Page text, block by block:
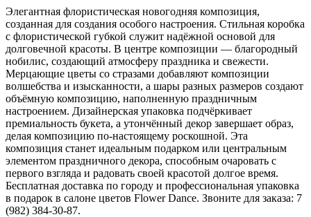
Элегантная флористическая новогодняя композиция,
созданная для создания особого настроения. Стильная коробка
с флористической губкой служит надёжной основой для
долговечной красоты. В центре композиции — благородный
нобилис, создающий атмосферу праздника и свежести.
Мерцающие цветы со стразами добавляют композиции
волшебства и изысканности, а шары разных размеров создают
объёмную композицию, наполненную праздничным
настроением. Дизайнерская упаковка подчёркивает
премиальность букета, а утончённый декор завершает образ,
делая композицию по-настоящему роскошной. Эта
композиция станет идеальным подарком или центральным
элементом праздничного декора, способным очаровать с
первого взгляда и радовать своей красотой долгое время.
Бесплатная доставка по городу и профессиональная упаковка
в подарок в салоне цветов Flower Dance. Звоните для заказа: 7
(982) 384-30-87.